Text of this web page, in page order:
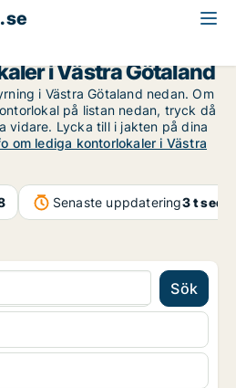
i Västra Götaland
i Västra Götaland nedan. Om
på listan nedan, tryck då
vidare. Lycka till i jakten på dina
om lediga kontorlokaler i Västra
Senaste uppdatering3 t
Sök